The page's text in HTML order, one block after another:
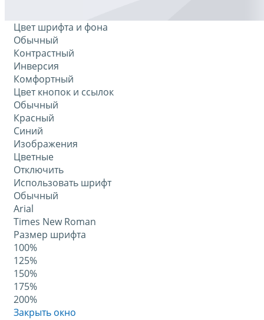
Цвет шрифта и фона
Обычный
Контрастный
Инверсия
Комфортный
Цвет кнопок и ссылок
Обычный
Красный
Синий
Изображения
Цветные
Отключить
Использовать шрифт
Обычный
Arial
Times New Roman
Размер шрифта
100%
125%
150%
175%
200%
Закрыть окно